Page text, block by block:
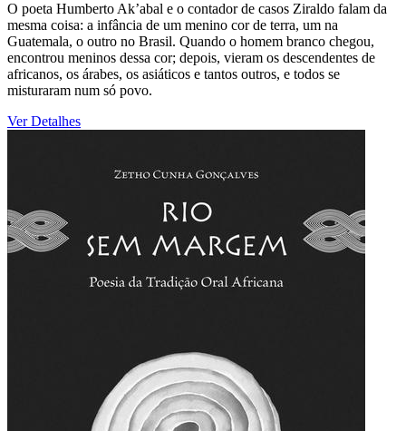
O poeta Humberto Ak’abal e o contador de casos Ziraldo falam da
mesma coisa: a infância de um menino cor de terra, um na
Guatemala, o outro no Brasil. Quando o homem branco chegou,
encontrou meninos dessa cor; depois, vieram os descendentes de
africanos, os árabes, os asiáticos e tantos outros, e todos se
misturaram num só povo.
Ver Detalhes